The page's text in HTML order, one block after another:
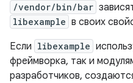
/vendor/bin/bar
libexample в своих
Если libexample
фреймворка, так и
разработчиков,